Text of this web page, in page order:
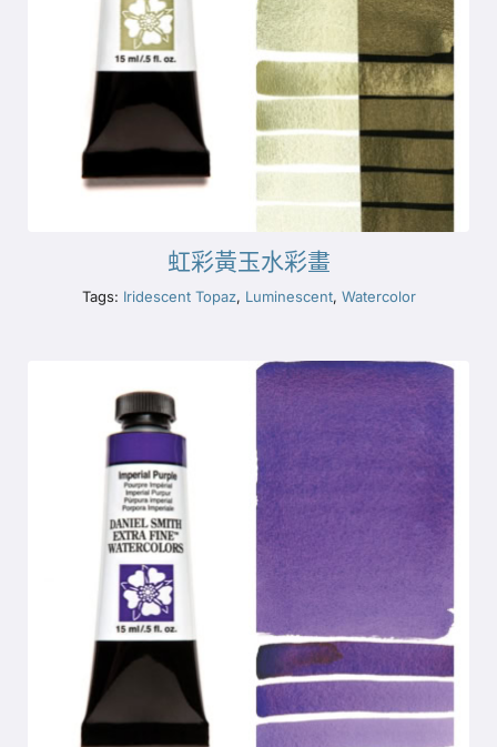
虹彩黃玉水彩畫
Tags: Iridescent Topaz, Luminescent, Watercolor